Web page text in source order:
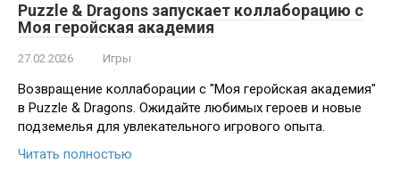
Puzzle & Dragons запускает коллаборацию с
Моя геройская академия
27.02.2026 Игры
Возвращение коллаборации с "Моя геройская академия"
в Puzzle & Dragons. Ожидайте любимых героев и новые
подземелья для увлекательного игрового опыта.
Читать полностью